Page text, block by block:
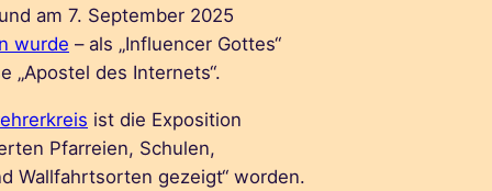
am 7. September 2025
wurde – als „Influencer Gottes“
„Apostel des Internets“.
ist die Exposition
Pfarreien, Schulen,
Wallfahrtsorten gezeigt“ worden.